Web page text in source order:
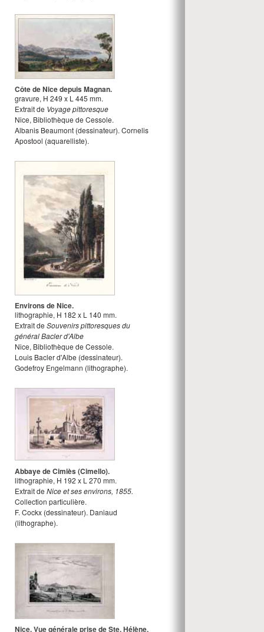
Côte de Nice depuis Magnan.
gravure, H 249 x L 445 mm.
Extrait de Voyage pittoresque
Nice, Bibliothèque de Cessole.
Albanis Beaumont (dessinateur). Cornelis
Apostool (aquarelliste).
Environs de Nice.
lithographie, H 182 x L 140 mm.
Extrait de Souvenirs pittoresques du
général Bacler d'Albe
Nice, Bibliothèque de Cessole.
Louis Bacler d'Albe (dessinateur).
Godefroy Engelmann (lithographe).
Abbaye de Cimiès (Cimello).
lithographie, H 192 x L 270 mm.
Extrait de Nice et ses environs, 1855.
Collection particulière.
F. Cockx (dessinateur). Daniaud
(lithographe).
Nice. Vue générale prise de Ste. Hélène,